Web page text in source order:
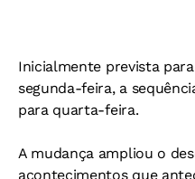
Inicialmente prevista
segunda-feira, a
para quarta-feira.
A mudança ampliou o
acontecimentos que